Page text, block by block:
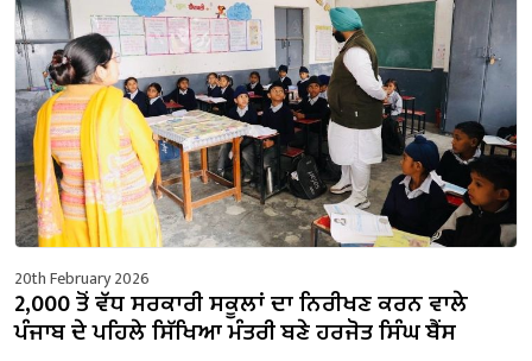
20th February 2026
2,000 ਤੋਂ ਵੱਧ ਸਰਕਾਰੀ ਸਕੂਲਾਂ ਦਾ ਨਿਰੀਖਣ ਕਰਨ ਵਾਲੇ
ਪੰਜਾਬ ਦੇ ਪਹਿਲੇ ਸਿੱਖਿਆ ਮੰਤਰੀ ਬਣੇ ਹਰਜੋਤ ਸਿੰਘ ਬੈਂਸ